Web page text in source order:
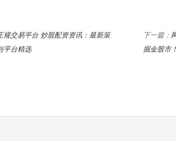
规交易平台 炒股配资资讯：最新策
平台精选
下一篇：
掘金股市！